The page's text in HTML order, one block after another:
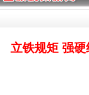
立铁规矩 强